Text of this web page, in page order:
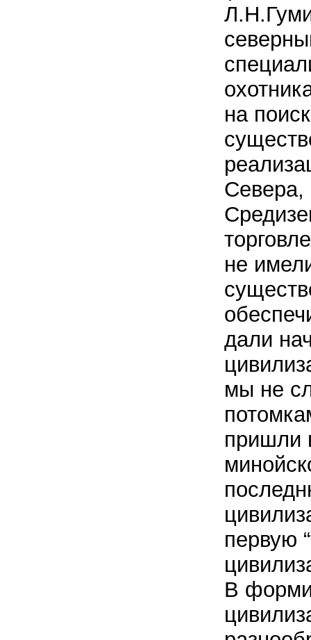
на
не
дали
мы не
пришли
первую
В